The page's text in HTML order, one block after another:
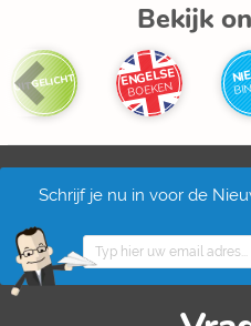
Bekijk
UITGELICHT ENGELSE
BOEKEN
Schrijf je nu in voor de